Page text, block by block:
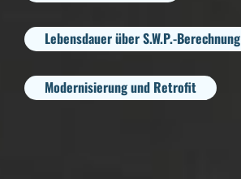
Lebensdauer über S.W.P.-Berechnung
Modernisierung und Retrofit